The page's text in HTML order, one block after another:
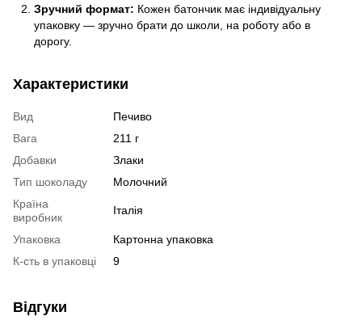
Зручний формат: Кожен батончик має індивідуальну
упаковку — зручно брати до школи, на роботу або в
дорогу.
Характеристики
Вид
Печиво
Вага
211 г
Добавки
Злаки
Тип шоколаду
Молочний
Країна
виробник
Італія
Упаковка
Картонна упаковка
К-сть в упаковці
9
Відгуки